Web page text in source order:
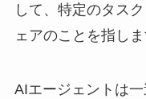
して、特定のタス
ェアのことを指しま
AIエージェントは